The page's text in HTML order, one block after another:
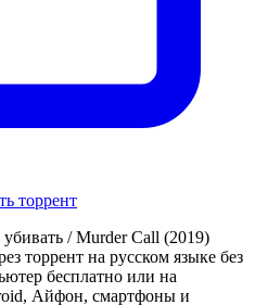
торрент
/ Murder Call (2019)
торрент на русском языке без
бесплатно или на
Айфон, смартфоны и